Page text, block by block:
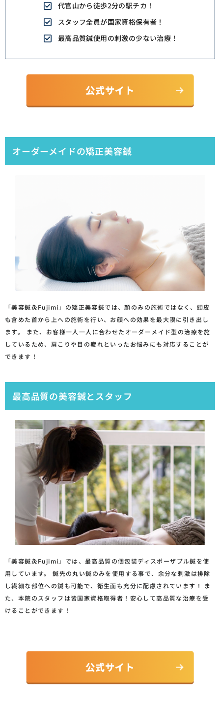
代官山から徒歩2分の駅チカ！
スタッフ全員が国家資格保有者！
最高品質鍼使用の刺激の少ない治療！
オーダーメイドの矯正美容鍼
「美容鍼灸Fujimi」の矯正美容鍼では、顔のみの施術ではなく、頭皮
も含めた首から上への施術を行い、お顔への効果を最大限に引き出し
ます。 また、お客様一人一人に合わせたオーダーメイド型の治療を施
しているため、肩こりや目の疲れといったお悩みにも対応することが
できます！
最高品質の美容鍼とスタッフ
「美容鍼灸Fujimi」では、最高品質の個包装ディスポーザブル鍼を使
用しています。 鍼先の丸い鍼のみを使用する事で、余分な刺激は排除
し繊細な部位への鍼も可能で、衛生面も充分に配慮されています！ ま
た、本院のスタッフは皆国家資格取得者！安心して高品質な治療を受
けることができます！